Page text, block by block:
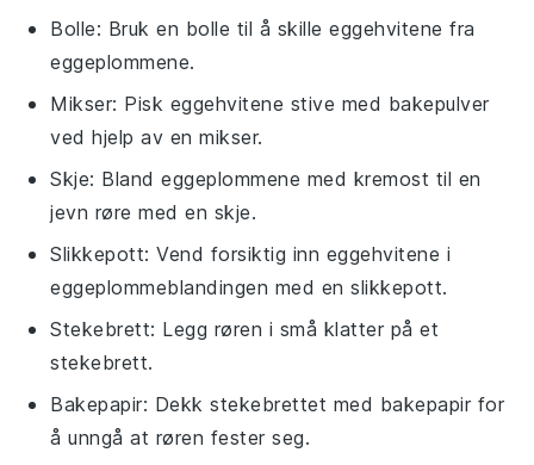
Bolle: Bruk en bolle til å skille eggehvitene fra
eggeplommene.
Mikser: Pisk eggehvitene stive med bakepulver
ved hjelp av en mikser.
Skje: Bland eggeplommene med kremost til en
jevn røre med en skje.
Slikkepott: Vend forsiktig inn eggehvitene i
eggeplommeblandingen med en slikkepott.
Stekebrett: Legg røren i små klatter på et
stekebrett.
Bakepapir: Dekk stekebrettet med bakepapir for
å unngå at røren fester seg.